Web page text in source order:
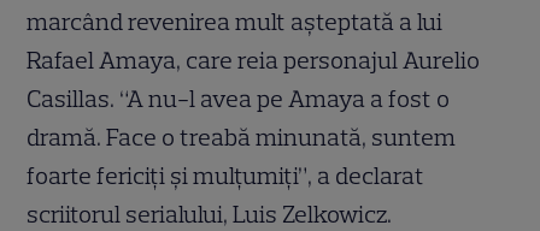
marcând revenirea mult așteptată a lui
Rafael Amaya, care reia personajul Aurelio
Casillas. “A nu-l avea pe Amaya a fost o
dramă. Face o treabă minunată, suntem
foarte fericiți și mulțumiți”, a declarat
scriitorul serialului, Luis Zelkowicz.